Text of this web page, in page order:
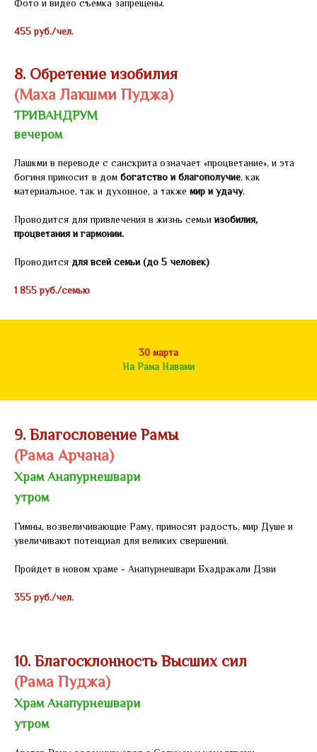
Фото и видео съемка запрещены.
455 руб./чел.
8. Обретение изобилия
(Маха Лакшми Пуджа)
ТРИВАНДРУМ
вечером
Лашкми в переводе с санскрита означает «процветание», и эта
богиня приносит в домбогатство и благополучие, как
материальное, так и духовное, а также мир и удачу.
Проводится для привлечения в жизнь семьиизобилия,
процветания и гармонии.
Проводится для всей семьи (до 5 человек)
1 855 руб./семью
30 марта
На Рама Навами
9. Благословение Рамы
(Рама Арчана)
Храм Анапурнешвари
утром
Гимны, возвеличивающие Раму, приносят радость, мир Душе и
увеличивают потенциал для великих свершений.
Пройдет в новом храме - Анапурнешвари Бхадракали Дэви
355 руб./чел.
10. Благосклонность Высших сил
(Рама Пуджа)
Храм Анапурнешвари
утром